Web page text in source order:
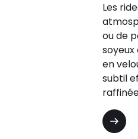
Les
ou de
en
subtil